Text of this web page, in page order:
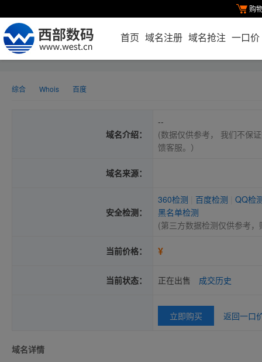
购
首页 域名注册 域名抢注 一口价
综合 Whois 百度
域名介绍：
--
(数据仅供参考， 我们不保
馈客服。）
域名来源：
安全检测：
360检测 百度检测
QQ检
黑名单检测
(第三方数据检测仅供参考
当前价格： ¥
当前状态： 正在出售 成交历史
立即购买 返回一口
域名详情